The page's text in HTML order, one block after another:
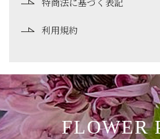
利用規約
FLOWER